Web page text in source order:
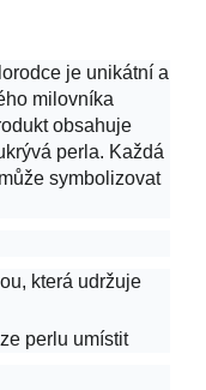
je unikátní a
milovníka
obsahuje
perla. Každá
symbolizovat
která udržuje
perlu umístit